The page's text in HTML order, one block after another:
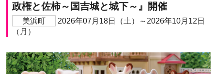
政権と佐柿～国吉城と城下～』開催
美浜町
2026年07月18日（土）～2026年10月12日
（月）